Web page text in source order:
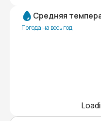
Средняя
Погода на весь год